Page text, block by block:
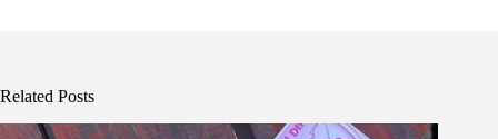
Related Posts